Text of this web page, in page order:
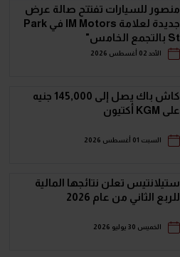
منصور للسيارات تفتتح صالة عرض
جديدة لعلامة IM Motors في Park
St بالتجمع الخامس"
الأحد 02 أغسطس 2026
كاش باك يصل إلى 145,000 جنيه
على KGM أكتيون
السبت 01 أغسطس 2026
ستيلانتيس تعلن نتائجها المالية
للربع الثاني من عام 2026
الخميس 30 يوليو 2026